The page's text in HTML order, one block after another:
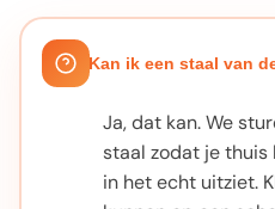
Kan ik een staal van
Ja, dat kan. We
staal zodat je thuis
in het echt uitziet.